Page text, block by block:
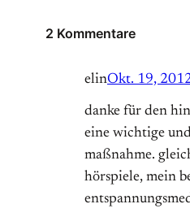
2 Kommentare
elinOkt. 19,
danke für den
eine wichtige
maßnahme.
hörspiele, mein